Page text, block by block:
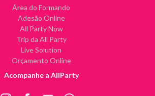
Área do Formando
Adesão Online
All Party Now
Trip da All Party
Live Solution
Orçamento Online
Acompanhe a AllParty